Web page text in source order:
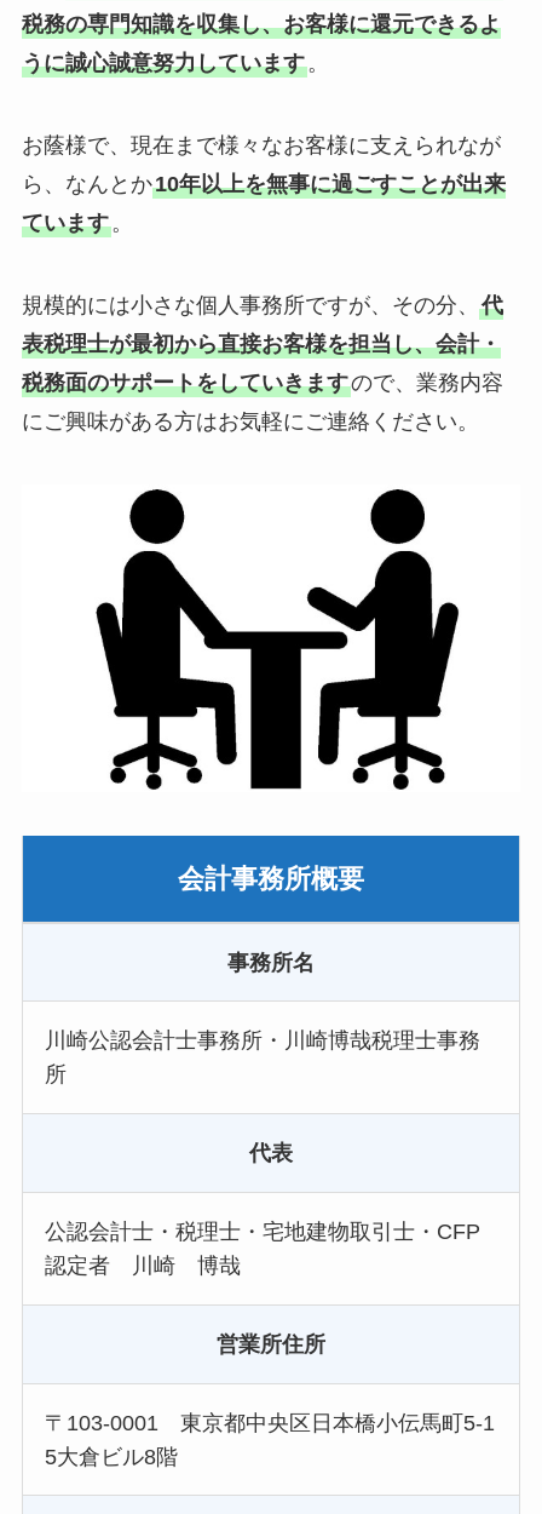
税務の専門知識を収集し、お客様に還元できるよ
うに誠心誠意努力しています。
お蔭様で、現在まで様々なお客様に支えられなが
ら、なんとか10年以上を無事に過ごすことが出来
ています。
規模的には小さな個人事務所ですが、その分、 代
表税理士が最初から直接お客様を担当し、会計・
税務面のサポートをしていきますので、業務内容
にご興味がある方はお気軽にご連絡ください。
会計事務所概要
事務所名
川崎公認会計士事務所・川崎博哉税理士事務
所
代表
公認会計士・税理士・宅地建物取引士・CFP
認定者 川崎 博哉
営業所住所
〒103-0001 東京都中央区日本橋小伝馬町5‐1
5大倉ビル8階